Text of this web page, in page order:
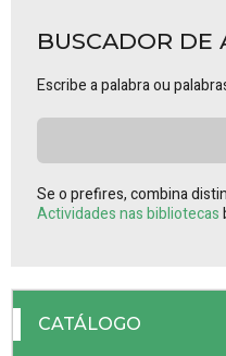
BUSCADOR DE
Escribe a palabra ou
Se o prefires, combina
Actividades nas bibliotecas
CATÁLOGO